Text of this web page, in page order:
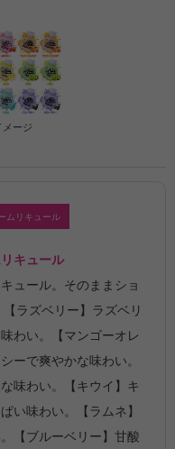
ージ
ムリキュール
キュール
ュール。そのままショ
ラズベリー】ラズベリ
わい。【マンゴーオレ
ーで爽やかな味わい。
味わい。【キウイ】キ
い味わい。【ラムネ】
【ブルーベリー】甘酸